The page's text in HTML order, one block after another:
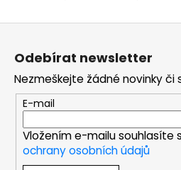
Z
Odebírat newsletter
Nezmeškejte žádné novinky či
E-mail
Vložením e-mailu souhlasíte s
ochrany osobních údajů